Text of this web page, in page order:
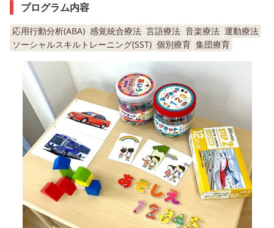
プログラム内容
応用行動分析(ABA) 感覚統合療法 言語療法 音楽療法 運動療法
ソーシャルスキルトレーニング(SST) 個別療育 集団療育